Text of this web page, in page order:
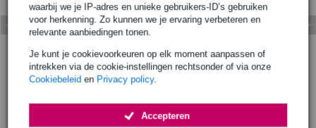
waarbij we je IP-adres en unieke gebruikers-ID’s gebruiken
voor herkenning. Zo kunnen we je ervaring verbeteren en
relevante aanbiedingen tonen.
Je kunt je cookievoorkeuren op elk moment aanpassen of
intrekken via de cookie-instellingen rechtsonder of via onze
Cookiebeleid en Privacy policy.
Accepteren